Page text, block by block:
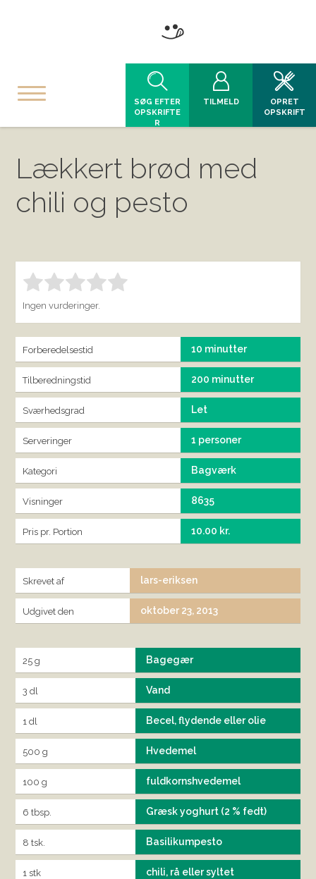
SØG EFTER
OPSKRIFTE
R
TILMELD
OPRET
OPSKRIFT
Lækkert brød med
chili og pesto
Bedøm denne vare: 1.00
Ingen vurderinger.
Forberedelsestid 10 minutter
Tilberedningstid 200 minutter
Sværhedsgrad Let
Serveringer 1 personer
Kategori Bagværk
Visninger 8635
Pris pr. Portion 10.00 kr.
Skrevet af lars-eriksen
Udgivet den oktober 23, 2013
25 g Bagegær
3 dl Vand
1 dl Becel, flydende eller olie
500 g Hvedemel
100 g fuldkornshvedemel
6 tbsp. Græsk yoghurt (2 % fedt)
8 tsk. Basilikumpesto
1 stk chili, rå eller syltet